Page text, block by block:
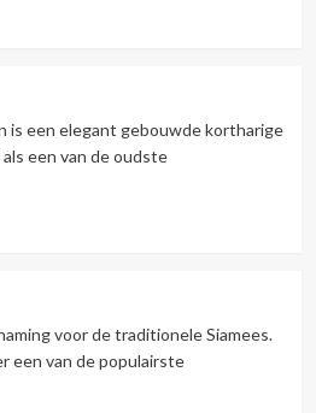
is een elegant gebouwde kortharige
een van de oudste
voor de traditionele Siamees.
een van de populairste